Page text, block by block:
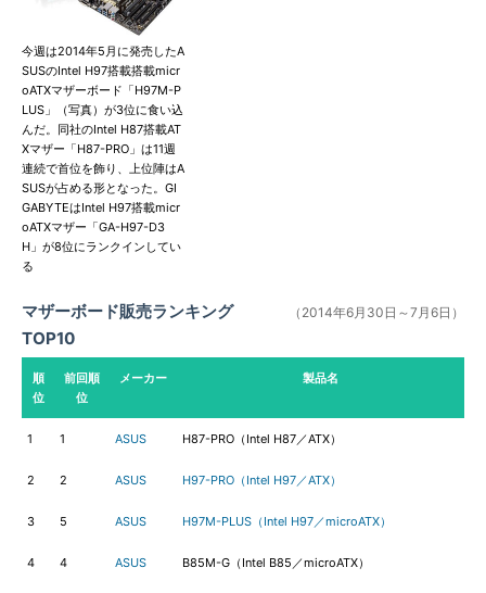
今週は2014年5月に発売したA
SUSのIntel H97搭載搭載micr
oATXマザーボード「H97M-P
LUS」（写真）が3位に食い込
んだ。同社のIntel H87搭載AT
Xマザー「H87-PRO」は11週
連続で首位を飾り、上位陣はA
SUSが占める形となった。GI
GABYTEはIntel H97搭載micr
oATXマザー「GA-H97-D3
H」が8位にランクインしてい
る
マザーボード販売ランキング
TOP10
（2014年6月30日～7月6日）
順
位
前回順
位
メーカー 製品名
1 1 ASUS H87-PRO（Intel H87／ATX）
2 2 ASUS H97-PRO（Intel H97／ATX）
3 5 ASUS H97M-PLUS（Intel H97／microATX）
4 4 ASUS B85M-G（Intel B85／microATX）